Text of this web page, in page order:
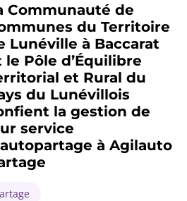
Communauté de
du Territoire
Lunéville à Baccarat
le Pôle d’Équilibre
et Rural du
du Lunévillois
la gestion de
service
à Agilauto